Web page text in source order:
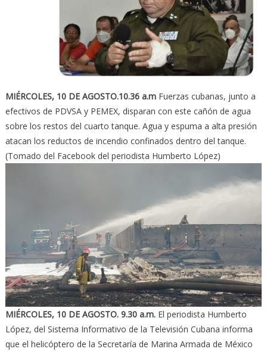
MIÉRCOLES, 10 DE AGOSTO.10.36 a.mFuerzas cubanas, junto a
efectivos de PDVSA y PEMEX, disparan con este cañón de agua
sobre los restos del cuarto tanque. Agua y espuma a alta presión
atacan los reductos de incendio confinados dentro del tanque.
(Tomado del Facebook del periodista Humberto López)
MIÉRCOLES, 10 DE AGOSTO. 9.30 a.m. El periodista Humberto
López, del Sistema Informativo de la Televisión Cubana informa
que el helicóptero de la Secretaría de Marina Armada de México